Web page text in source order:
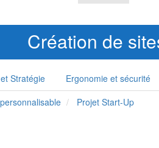
Création de
Stratégie
Ergonomie et sécurité
Projet Start-Up